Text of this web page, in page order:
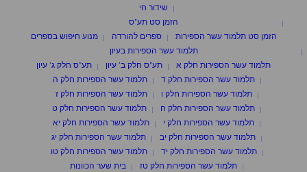
שידור חי
הזמן סט תע"ס
הזמן סט תלמוד עשר הספירות
ספרים להורדה
מנוע חיפוש בספרים
תלמוד עשר הספירות בעיון
תלמוד עשר הספירות חלק א
תע"ס חלק ב' עיון
תע"ס חלק ג' עיון
תלמוד עשר הספירות חלק ד
תלמוד עשר הספירות חלק ה
תלמוד עשר הספירות חלק ו
תלמוד עשר הספירות חלק ז
תלמוד עשר הספירות חלק ח
תלמוד עשר הספירות חלק ט
תלמוד עשר הספירות חלק י
תלמוד עשר הספירות חלק יא
תלמוד עשר הספירות חלק יב
תלמוד עשר הספירות חלק יג
תלמוד עשר הספירות חלק יד
תלמוד עשר הספירות חלק טו
תלמוד עשר הספירות חלק טז
בית שער הכוונות